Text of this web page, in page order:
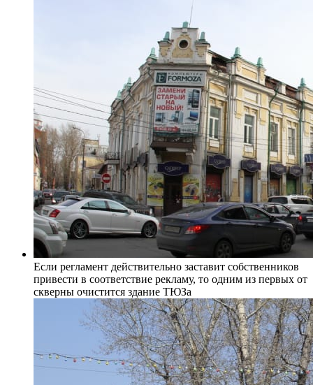
Если регламент действительно заставит собственников
привести в соответствие рекламу, то одним из первых от
скверны очистится здание ТЮЗа